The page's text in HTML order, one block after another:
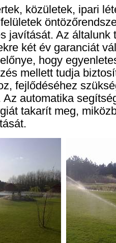
közületek, ipari
javítását. Az általunk
két év garanciát
hogy
mellett tudja
fejlődéséhez
automatika
takarít meg,